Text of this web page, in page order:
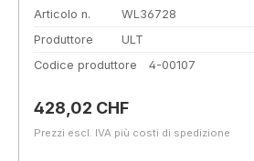
Articolo n.
WL36728
Produttore
ULT
Codice produttore
4-00107
Prezzo normale:
428,02 CHF
Prezzi escl. IVA più costi di spedizione